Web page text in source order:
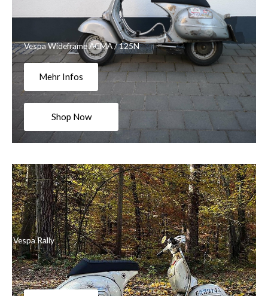
Vespa Wideframe ACMA / 125N
Mehr Infos
Shop Now
Vespa Rally